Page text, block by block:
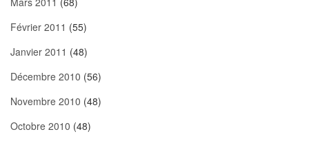
Février 2011 (55)
Janvier 2011 (48)
Décembre 2010 (56)
Novembre 2010 (48)
Octobre 2010 (48)